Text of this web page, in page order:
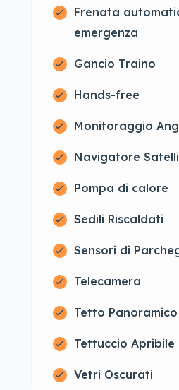
Frenata
emergenza
Gancio Traino
Hands-free
Monitoraggio
Navigatore
Pompa di calore
Sedili Riscaldati
Sensori di
Telecamera
Tetto Panoramico
Tettuccio Apribile
Vetri Oscurati